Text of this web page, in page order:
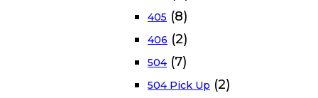
405 (8)
406 (2)
504 (7)
504 Pick Up (2)